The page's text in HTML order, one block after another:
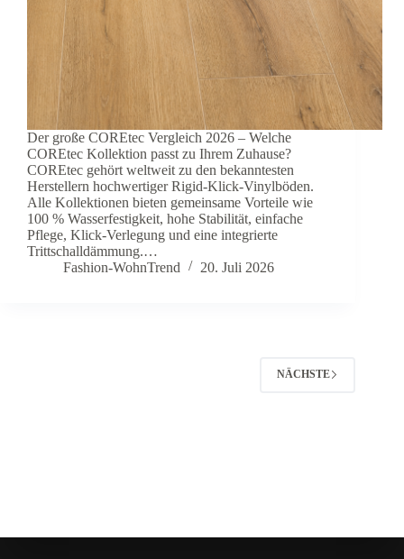
Der große COREtec Vergleich 2026 – Welche
COREtec Kollektion passt zu Ihrem Zuhause?
COREtec gehört weltweit zu den bekanntesten
Herstellern hochwertiger Rigid-Klick-Vinylböden.
Alle Kollektionen bieten gemeinsame Vorteile wie
100 % Wasserfestigkeit, hohe Stabilität, einfache
Pflege, Klick-Verlegung und eine integrierte
Trittschalldämmung.…
Fashion-WohnTrend
20. Juli 2026
NÄCHSTE